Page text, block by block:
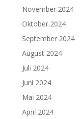
November 2024
Oktober 2024
September 2024
August 2024
Juli 2024
Juni 2024
Mai 2024
April 2024